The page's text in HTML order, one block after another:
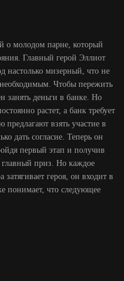
молодом парне, который
Главный герой Эллиот
настолько мизерный, что не
Чтобы пережить
занять деньги в банке. Но
растет, а банк требует
взять участие в
дать согласие. Теперь он
первый этап и получив
главный приз. Но каждое
героя, он входит в
понимает, что следующее